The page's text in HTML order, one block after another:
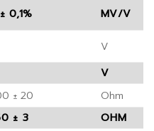
0,1%
MV/V
V
V
± 20
Ohm
± 3
OHM